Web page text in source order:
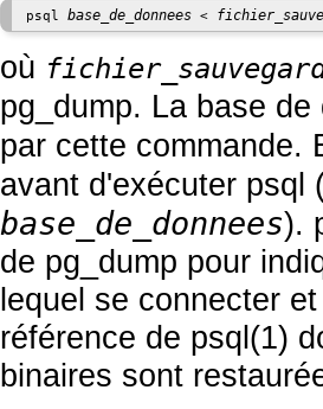
psql base_de_donnees <
où
pg_dump. La base
par cette commande.
avant d'exécuter psql
base_de_donnees).
de pg_dump pour
lequel se connecter
référence de psql (1)
binaires sont